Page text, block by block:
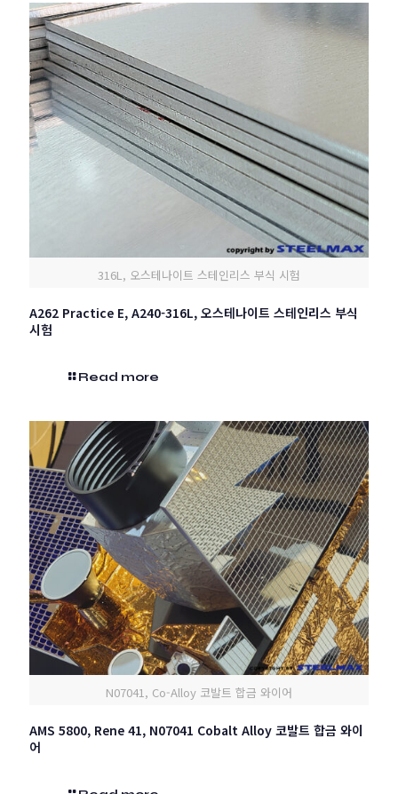
316L, 오스테나이트 스테인리스 부식 시험
A262 Practice E, A240-316L, 오스테나이트 스테인리스 부식
시험
Read more
N07041, Co-Alloy 코발트 합금 와이어
AMS 5800, Rene 41, N07041 Cobalt Alloy 코발트 합금 와이
어